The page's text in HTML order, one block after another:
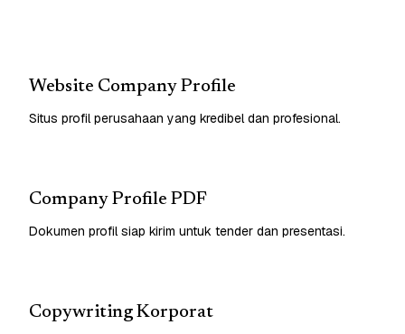
Website Company Profile
Situs profil perusahaan yang kredibel dan profesional.
Company Profile PDF
Dokumen profil siap kirim untuk tender dan presentasi.
Copywriting Korporat